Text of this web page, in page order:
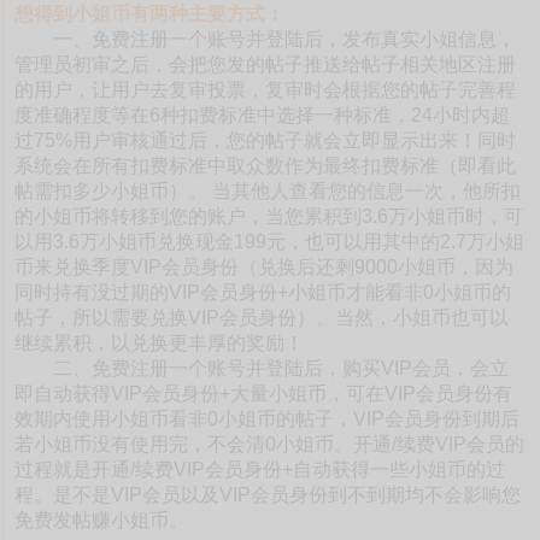
想得到小姐币有两种主要方式：
一、免费注册一个账号并登陆后，发布真实小姐信息，
管理员初审之后，会把您发的帖子推送给帖子相关地区注册
的用户，让用户去复审投票，复审时会根据您的帖子完善程
度准确程度等在6种扣费标准中选择一种标准，24小时内超
过75%用户审核通过后，您的帖子就会立即显示出来！同时
系统会在所有扣费标准中取众数作为最终扣费标准（即看此
帖需扣多少小姐币）。 当其他人查看您的信息一次，他所扣
的小姐币将转移到您的账户，当您累积到3.6万小姐币时，可
以用3.6万小姐币兑换现金199元，也可以用其中的2.7万小姐
币来兑换季度VIP会员身份（兑换后还剩9000小姐币，因为
同时持有没过期的VIP会员身份+小姐币才能看非0小姐币的
帖子，所以需要兑换VIP会员身份）。当然，小姐币也可以
继续累积，以兑换更丰厚的奖励！
二、免费注册一个账号并登陆后，购买VIP会员，会立
即自动获得VIP会员身份+大量小姐币，可在VIP会员身份有
效期内使用小姐币看非0小姐币的帖子，VIP会员身份到期后
若小姐币没有使用完，不会清0小姐币。开通/续费VIP会员的
过程就是开通/续费VIP会员身份+自动获得一些小姐币的过
程。是不是VIP会员以及VIP会员身份到不到期均不会影响您
免费发帖赚小姐币。